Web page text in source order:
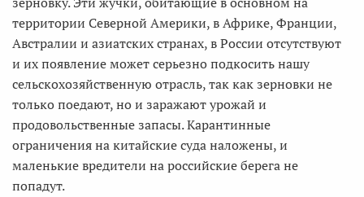
территории Северной Америки, в Африке, Франции,
Австралии и азиатских странах, в России отсутствуют
и их появление может серьезно подкосить нашу
сельскохозяйственную отрасль, так как зерновки не
только поедают, но и заражают урожай и
продовольственные запасы. Карантинные
ограничения на китайские суда наложены, и
маленькие вредители на российские берега не
попадут.